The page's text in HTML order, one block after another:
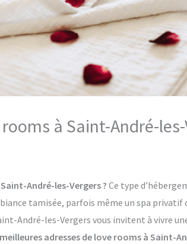
à Saint-André-
André-les-Vergers ? Ce type
tamisée, parfois même un spa privatif
André-les-Vergers vous invitent à vivre
adresses de love rooms à Saint-